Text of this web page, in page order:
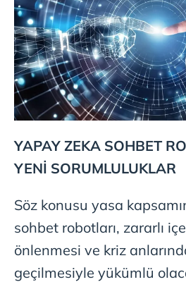
Çerezlere ilişkin tercihlerinizi
vasıtasıyla belirleyebilirsiniz.
için Ayarlar butonuna tıklayabilir,
Metnimiziziyaret edebilirsiniz.
6698 sayılı Kişisel Verilerin
ilgili mevzuata uygun olarak
almak için lütfentıklayınız.
YAPAY ZEKA SOHBET
YENİ SORUMLULUKLAR
Söz konusu yasa
sohbet robotları, zararlı
önlenmesi ve kriz
geçilmesiyle yükümlü